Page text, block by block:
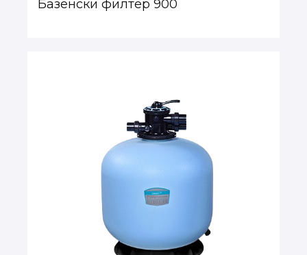
Базенски филтер 900